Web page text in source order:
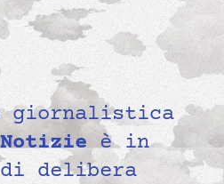
giornalistica
Notizieè in
delibera